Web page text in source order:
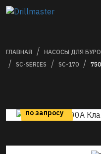
ГЛАВНАЯ НАСОСЫ ДЛЯ
SC-SERIES
SC-170
по запросу